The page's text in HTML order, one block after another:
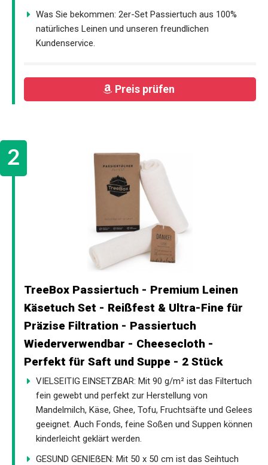
Was Sie bekommen: 2er-Set Passiertuch aus 100%
natürliches Leinen und unseren freundlichen
Kundenservice.
Preis prüfen
TreeBox Passiertuch - Premium Leinen
Käsetuch Set - Reißfest & Ultra-Fine für
Präzise Filtration - Passiertuch
Wiederverwendbar - Cheesecloth -
Perfekt für Saft und Suppe - 2 Stück
VIELSEITIG EINSETZBAR: Mit 90 g/m² ist das Filtertuch
fein gewebt und perfekt zur Herstellung von
Mandelmilch, Käse, Ghee, Tofu, Fruchtsäfte und Gelees
geeignet. Auch Fonds, feine Soßen und Suppen können
kinderleicht geklärt werden.
GESUND GENIEẞEN: Mit 50 x 50 cm ist das Seihtuch